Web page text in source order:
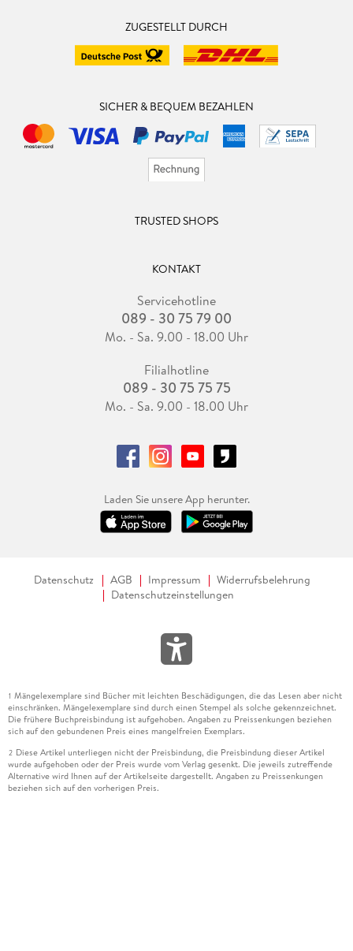
ZUGESTELLT DURCH
SICHER & BEQUEM BEZAHLEN
TRUSTED SHOPS
KONTAKT
Servicehotline
089 - 30 75 79 00
Mo. - Sa. 9.00 - 18.00 Uhr
Filialhotline
089 - 30 75 75 75
Mo. - Sa. 9.00 - 18.00 Uhr
Laden Sie unsere App herunter.
Datenschutz AGB Impressum
Widerrufsbelehrung
Datenschutzeinstellungen
1 Mängelexemplare sind Bücher mit leichten Beschädigungen, die das Lesen aber nicht
einschränken. Mängelexemplare sind durch einen Stempel als solche gekennzeichnet.
Die frühere Buchpreisbindung ist aufgehoben. Angaben zu Preissenkungen beziehen
sich auf den gebundenen Preis eines mangelfreien Exemplars.
2 Diese Artikel unterliegen nicht der Preisbindung, die Preisbindung dieser Artikel
wurde aufgehoben oder der Preis wurde vom Verlag gesenkt. Die jeweils zutreffende
Alternative wird Ihnen auf der Artikelseite dargestellt. Angaben zu Preissenkungen
beziehen sich auf den vorherigen Preis.